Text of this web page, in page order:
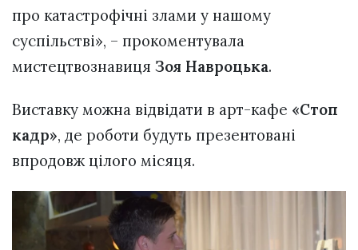
про катастрофічні злами у нашому
суспільстві», – прокоментувала
мистецтвознавиця Зоя Навроцька.
Виставку можна відвідати в арт-кафе «Стоп
кадр», де роботи будуть презентовані
впродовж цілого місяця.